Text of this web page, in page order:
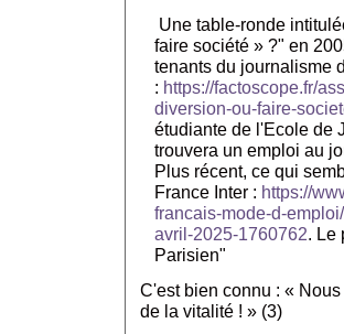
Une table-ronde
faire société » ?" en
tenants du journalisme
: https://factoscope.fr/
diversion-ou-faire-
étudiante de l'Ecole de
trouvera un emploi au
Plus récent, ce qui
France Inter : https://
francais-mode-d-
avril-2025-1760762. Le
Parisien"
C'est bien connu : «
de la vitalité ! » (3)